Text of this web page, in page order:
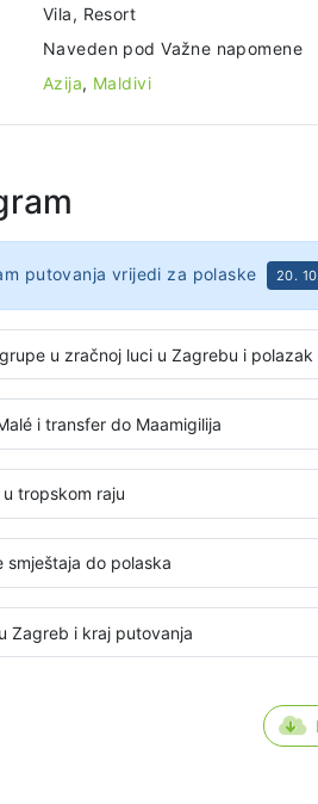
Vila, Resort
Naveden pod Važne napomene
Azija, Maldivi
putovanja vrijedi za polaske 20.
u zračnoj luci u Zagrebu i polazak
i transfer do Maamigilija
tropskom raju
smještaja do polaska
Zagreb i kraj putovanja